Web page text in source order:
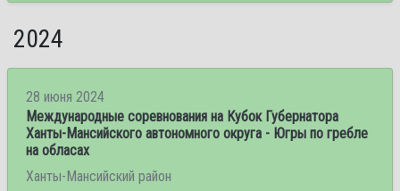
2024
28 июня 2024
Международные соревнования на Кубок Губернатора
Ханты-Мансийского автономного округа - Югры по гребле
на обласах
Ханты-Мансийский район